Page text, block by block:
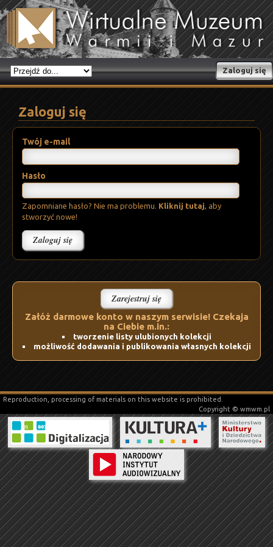
Zaloguj się
Zaloguj się
Twój e-mail
Hasło
Zapomniane hasło? Nie ma problemu. Kliknij tutaj, aby
stworzyć nowe!
Zarejestruj się
Załóż darmowe konto w naszym serwisie! Czekaja
na Ciebie m.in.:
tworzenie listy ulubionych kolekcji
możliwość dodawania i publikowania własnych kolekcji
Reproduction, processing of materials on this website is prohibited.
Copyright © wmwm.pl